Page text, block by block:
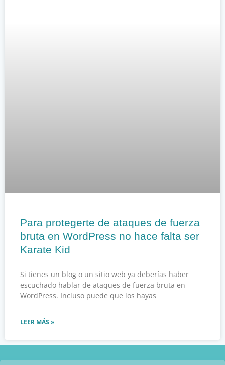
Para protegerte de ataques de fuerza
bruta en WordPress no hace falta ser
Karate Kid
Si tienes un blog o un sitio web ya deberías haber
escuchado hablar de ataques de fuerza bruta en
WordPress. Incluso puede que los hayas
LEER MÁS »